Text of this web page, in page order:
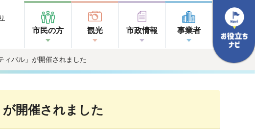
市民の方 観光 市政情報 事業者
ィバル」が開催されました
開催されました